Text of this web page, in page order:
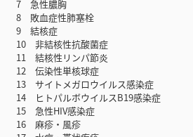
7 急性膿胸
8 敗血症性肺塞栓
9 結核症
10 非結核性抗酸菌症
11 結核性リンパ節炎
12 伝染性単核球症
13 サイトメガロウイルス感染症
14 ヒトパルボウイルスB19感染症
15 急性HIV感染症
16 麻疹・風疹